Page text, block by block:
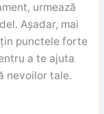
urmează
Așadar, mai
punctele forte
a te ajuta
nevoilor tale.